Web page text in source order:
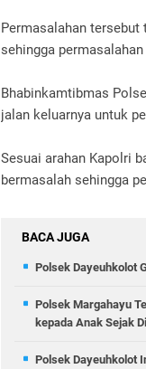
Permasalahan tersebut
sehingga
Bhabinkamtibmas
jalan keluarnya untuk
Sesuai arahan Kapolri
bermasalah sehingga
BACA JUGA
Polsek Dayeuhkolot
Polsek Margahayu
kepada Anak Sejak
Polsek Dayeuhkolot